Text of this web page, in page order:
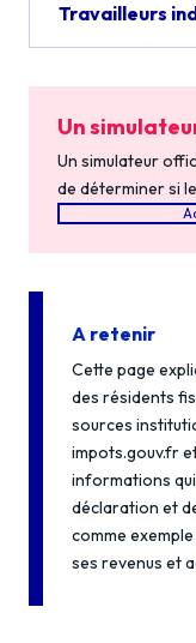
Travailleurs
Un
Un simulateur
de déterminer si
A retenir
Cette page
des résidents
sources
impots.gouv.fr
informations
déclaration et
comme
ses revenus et